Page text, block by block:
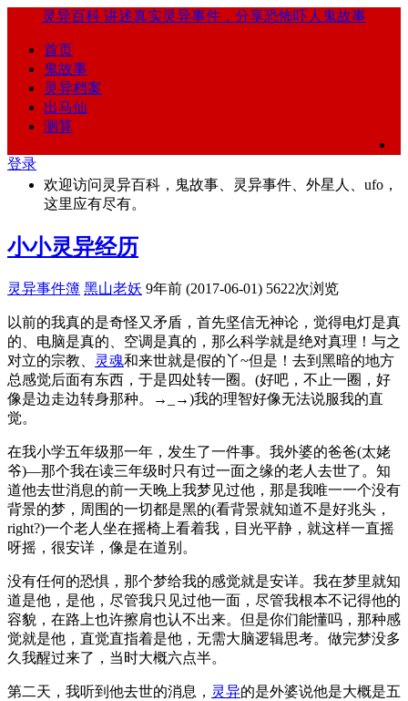
灵异百科 讲述真实灵异事件，分享恐怖吓人鬼故事
首页
鬼故事
灵异档案
出马仙
测算
登录
欢迎访问灵异百科，鬼故事、灵异事件、外星人、ufo，
这里应有尽有。
小小灵异经历
灵异事件簿 黑山老妖 9年前 (2017-06-01) 5622次浏览
以前的我真的是奇怪又矛盾，首先坚信无神论，觉得电灯是真
的、电脑是真的、空调是真的，那么科学就是绝对真理！与之
对立的宗教、
灵魂和来世就是假的丫~但是！去到黑暗的地方
总感觉后面有东西，于是四处转一圈。(好吧，不止一圈，好
像是边走边转身那种。→_→)我的理智好像无法说服我的直
觉。
在我小学五年级那一年，发生了一件事。我外婆的爸爸(太姥
爷)––那个我在读三年级时只有过一面之缘的老人去世了。知
道他去世消息的前一天晚上我梦见过他，那是我唯一一个没有
背景的梦，周围的一切都是黑的(看背景就知道不是好兆头，
right?)一个老人坐在摇椅上看着我，目光平静，就这样一直摇
呀摇，很安详，像是在道别。
没有任何的恐惧，那个梦给我的感觉就是安详。我在梦里就知
道是他，是他，尽管我只见过他一面，尽管我根本不记得他的
容貌，在路上也许擦肩也认不出来。但是你们能懂吗，那种感
觉就是他，直觉直指着是他，无需大脑逻辑思考。做完梦没多
久我醒过来了，当时大概六点半。
第二天，我听到他去世的消息， 灵异的是外婆说他是大概是五